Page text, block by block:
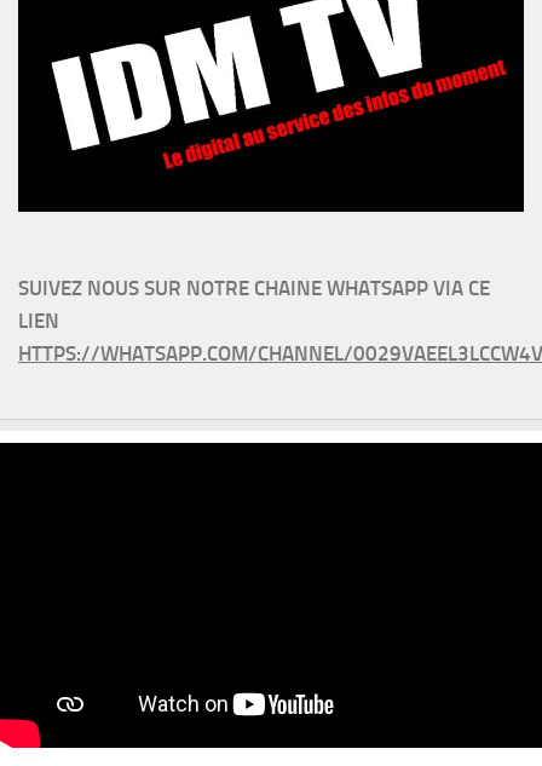
SUIVEZ NOUS SUR NOTRE CHAINE WHATSAPP VIA CE
LIEN
HTTPS://WHATSAPP.COM/CHANNEL/